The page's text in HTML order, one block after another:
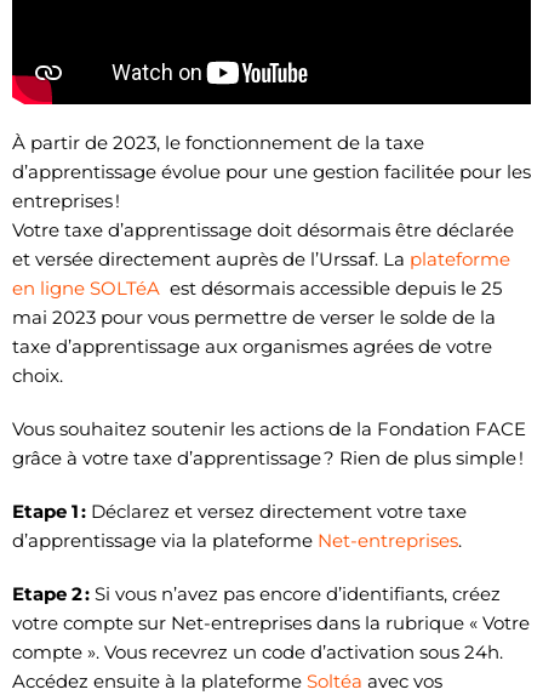
À partir de 2023, le fonctionnement de la taxe
d’apprentissage évolue pour une gestion facilitée pour les
entreprises !
Votre taxe d’apprentissage doit désormais être déclarée
et versée directement auprès de l’Urssaf. La plateforme
en ligne SOLTéA est désormais accessible depuis le 25
mai 2023 pour vous permettre de verser le solde de la
taxe d’apprentissage aux organismes agrées de votre
choix.
Vous souhaitez soutenir les actions de la Fondation FACE
grâce à votre taxe d’apprentissage ? Rien de plus simple !
Etape 1 : Déclarez et versez directement votre taxe
d’apprentissage via la plateforme Net-entreprises.
Etape 2 : Si vous n’avez pas encore d’identifiants, créez
votre compte sur Net-entreprises dans la rubrique « Votre
compte ». Vous recevrez un code d’activation sous 24h.
Accédez ensuite à la plateforme Soltéa avec vos